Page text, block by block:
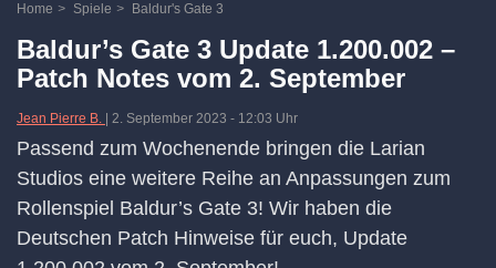
Home > Spiele > Baldur's Gate 3
Baldur’s Gate 3 Update 1.200.002 –
Patch Notes vom 2. September
Jean Pierre B. 2. September 2023 - 12:03 Uhr
Passend zum Wochenende bringen die Larian
Studios eine weitere Reihe an Anpassungen zum
Rollenspiel Baldur’s Gate 3! Wir haben die
Deutschen Patch Hinweise für euch, Update